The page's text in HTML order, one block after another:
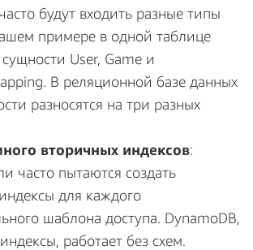
будут входить разные типы
примере в одной таблице
User, Game и
В реляционной базе данных
разносятся на три разных
вторичных индексов:
часто пытаются создать
для каждого
шаблона доступа. DynamoDB,
работает без схем.